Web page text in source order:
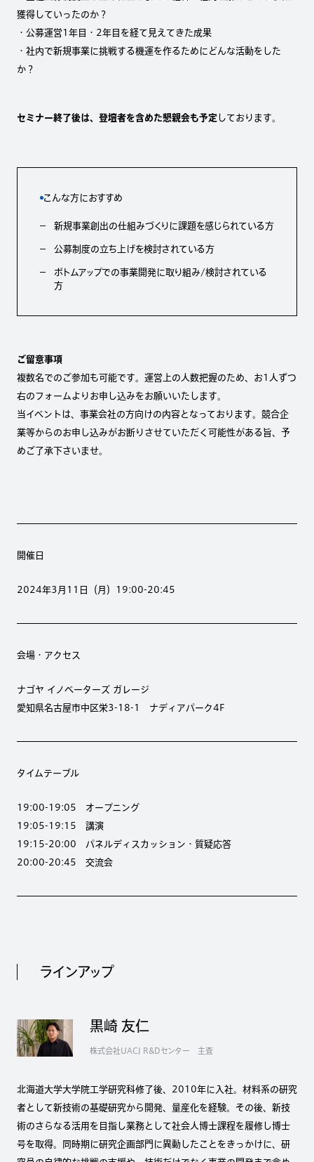
獲得していったのか？
・公募運営1年目・2年目を経て見えてきた成果
・社内で新規事業に挑戦する機運を作るためにどんな活動をした
か？
セミナー終了後は、登壇者を含めた懇親会も予定しております。
こんな方におすすめ
新規事業創出の仕組みづくりに課題を感じられている方
公募制度の立ち上げを検討されている方
ボトムアップでの事業開発に取り組み/検討されている
方
ご留意事項
複数名でのご参加も可能です。運営上の人数把握のため、お1人ずつ
右のフォームよりお申し込みをお願いいたします。
当イベントは、事業会社の方向けの内容となっております。競合企
業等からのお申し込みがお断りさせていただく可能性がある旨、予
めご了承下さいませ。
開催日
2024年3月11日（月）19:00-20:45
会場・アクセス
ナゴヤ イノベーターズ ガレージ
愛知県名古屋市中区栄3-18-1 ナディアパーク4F
タイムテーブル
19:00-19:05 オープニング
19:05-19:15 講演
19:15-20:00 パネルディスカッション・質疑応答
20:00-20:45 交流会
ラインアップ
黒崎 友仁
株式会社UACJ R&Dセンター 主査
北海道大学大学院工学研究科修了後、2010年に入社。材料系の研究
者として新技術の基礎研究から開発、量産化を経験。その後、新技
術のさらなる活用を目指し業務として社会人博士課程を履修し博士
号を取得。同時期に研究企画部門に異動したことをきっかけに、研